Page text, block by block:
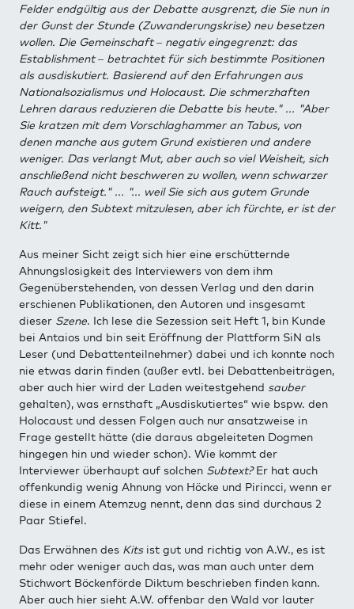
Felder endgültig aus der Debatte ausgrenzt, die Sie nun in
der Gunst der Stunde (Zuwanderungskrise) neu besetzen
wollen. Die Gemeinschaft – negativ eingegrenzt: das
Establishment – betrachtet für sich bestimmte Positionen
als ausdiskutiert. Basierend auf den Erfahrungen aus
Nationalsozialismus und Holocaust. Die schmerzhaften
Lehren daraus reduzieren die Debatte bis heute." ... "Aber
Sie kratzen mit dem Vorschlaghammer an Tabus, von
denen manche aus gutem Grund existieren und andere
weniger. Das verlangt Mut, aber auch so viel Weisheit, sich
anschließend nicht beschweren zu wollen, wenn schwarzer
Rauch aufsteigt." ... "... weil Sie sich aus gutem Grunde
weigern, den Subtext mitzulesen, aber ich fürchte, er ist der
Kitt."
Aus meiner Sicht zeigt sich hier eine erschütternde
Ahnungslosigkeit des Interviewers von dem ihm
Gegenüberstehenden, von dessen Verlag und den darin
erschienen Publikationen, den Autoren und insgesamt
dieser Szene. Ich lese die Sezession seit Heft 1, bin Kunde
bei Antaios und bin seit Eröffnung der Plattform SiN als
Leser (und Debattenteilnehmer) dabei und ich konnte noch
nie etwas darin finden (außer evtl. bei Debattenbeiträgen,
aber auch hier wird der Laden weitestgehend sauber
gehalten), was ernsthaft „Ausdiskutiertes“ wie bspw. den
Holocaust und dessen Folgen auch nur ansatzweise in
Frage gestellt hätte (die daraus abgeleiteten Dogmen
hingegen hin und wieder schon). Wie kommt der
Interviewer überhaupt auf solchen Subtext?Er hat auch
offenkundig wenig Ahnung von Höcke und Pirincci, wenn er
diese in einem Atemzug nennt, denn das sind durchaus 2
Paar Stiefel.
Das Erwähnen des Kitsist gut und richtig von A.W., es ist
mehr oder weniger auch das, was man auch unter dem
Stichwort Böckenförde Diktum beschrieben finden kann.
Aber auch hier sieht A.W. offenbar den Wald vor lauter